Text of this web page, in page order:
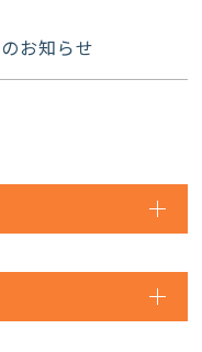
お知らせ